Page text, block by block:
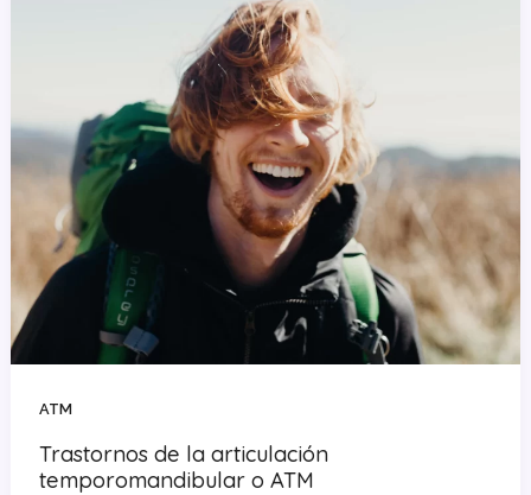
ATM
Trastornos de la articulación
temporomandibular o ATM